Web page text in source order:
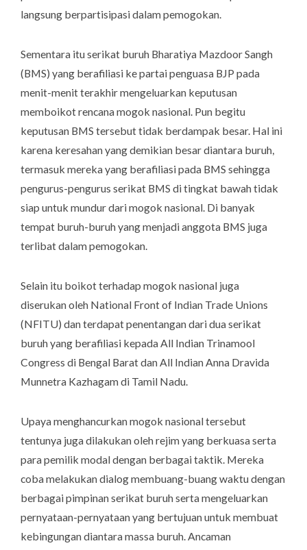
langsung berpartisipasi dalam pemogokan.
Sementara itu serikat buruh Bharatiya Mazdoor Sangh
(BMS) yang berafiliasi ke partai penguasa BJP pada
menit-menit terakhir mengeluarkan keputusan
memboikot rencana mogok nasional. Pun begitu
keputusan BMS tersebut tidak berdampak besar. Hal ini
karena keresahan yang demikian besar diantara buruh,
termasuk mereka yang berafiliasi pada BMS sehingga
pengurus-pengurus serikat BMS di tingkat bawah tidak
siap untuk mundur dari mogok nasional. Di banyak
tempat buruh-buruh yang menjadi anggota BMS juga
terlibat dalam pemogokan.
Selain itu boikot terhadap mogok nasional juga
diserukan oleh National Front of Indian Trade Unions
(NFITU) dan terdapat penentangan dari dua serikat
buruh yang berafiliasi kepada All Indian Trinamool
Congress di Bengal Barat dan All Indian Anna Dravida
Munnetra Kazhagam di Tamil Nadu.
Upaya menghancurkan mogok nasional tersebut
tentunya juga dilakukan oleh rejim yang berkuasa serta
para pemilik modal dengan berbagai taktik. Mereka
coba melakukan dialog membuang-buang waktu dengan
berbagai pimpinan serikat buruh serta mengeluarkan
pernyataan-pernyataan yang bertujuan untuk membuat
kebingungan diantara massa buruh. Ancaman